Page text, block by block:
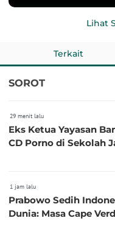
Lihat
Terkait
SOROT
29 menit lalu
Eks Ketua Yayasan
CD Porno di Sekolah
1 jam lalu
Prabowo Sedih
Dunia: Masa Cape